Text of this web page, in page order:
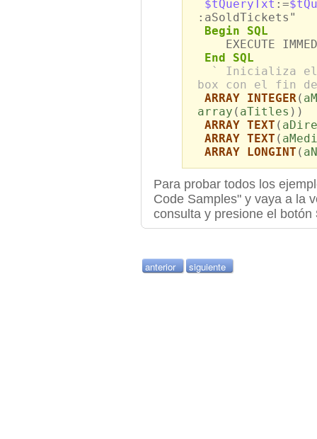
$tQueryTxt :=
:aSoldTickets"
Begin SQL
EXECUTE
End SQL
` Inicializa el
box con el fin
ARRAY INTEGER (
array ( aTitles ))
ARRAY TEXT (
ARRAY TEXT (
ARRAY LONGINT (
Para probar todos los
Code Samples" y vaya a la
consulta y presione el botón
anterior siguiente